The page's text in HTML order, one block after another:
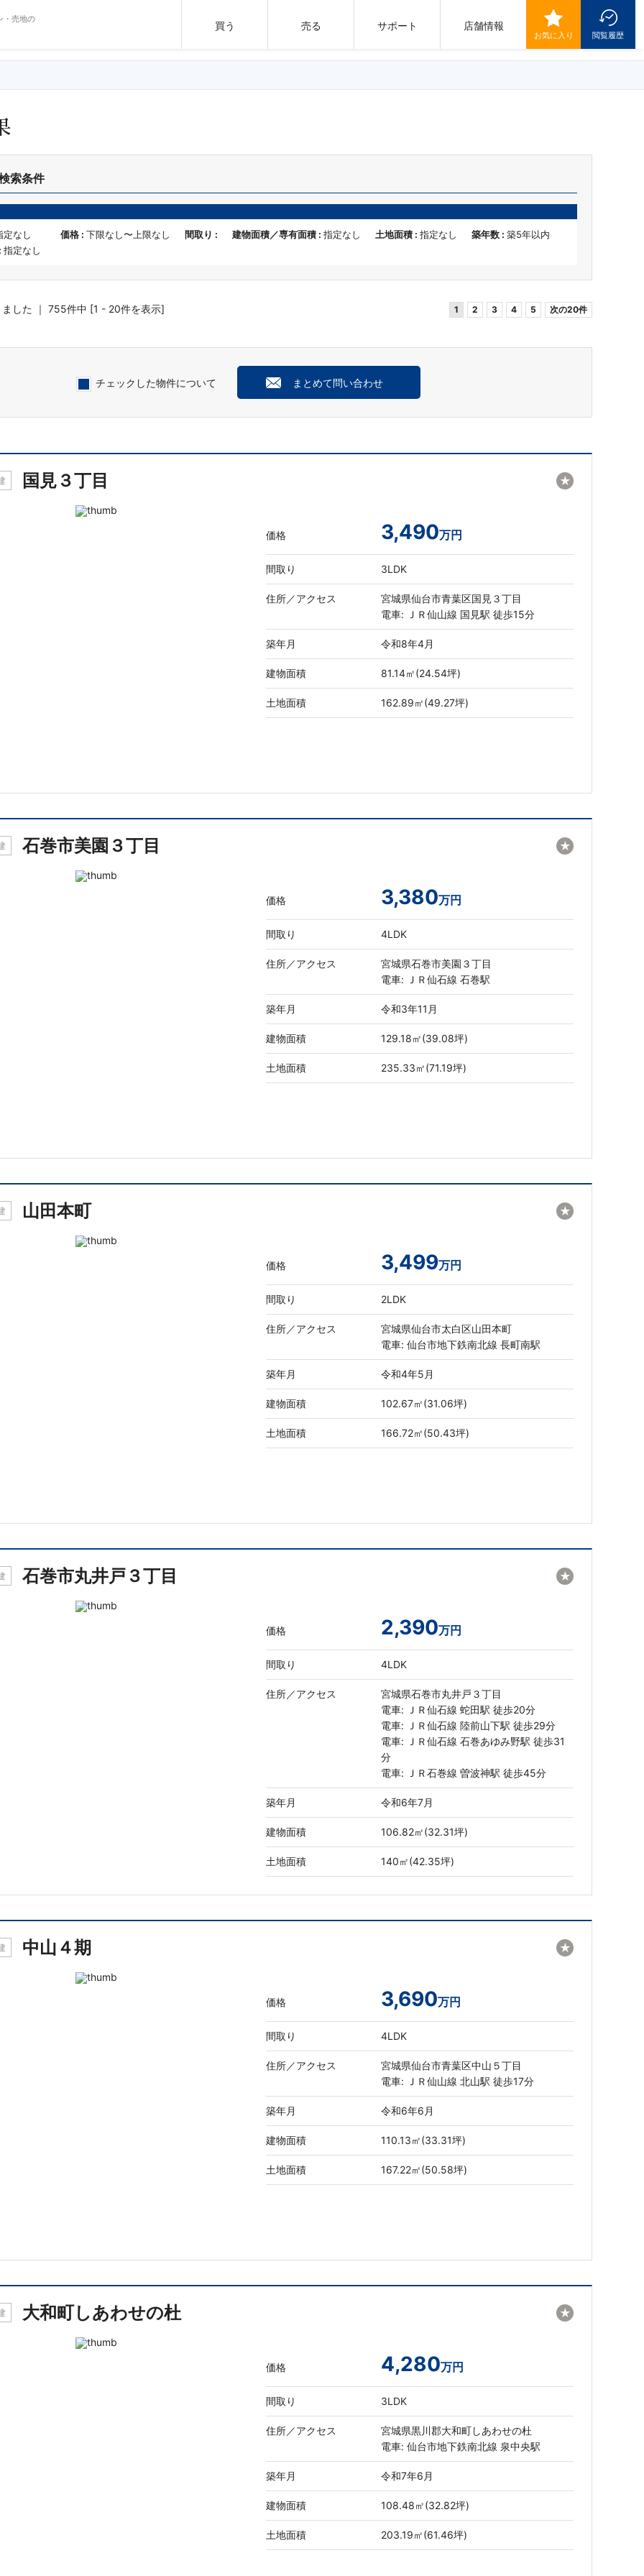
・売地の
買う 売る サポート 店舗情報
お気に入り 閲覧履歴
索条件
定なし 価格 : 下限なし〜上限なし 間取り : 建物面積／専有面積 : 指定なし 土地面積 : 指定なし 築年数 : 築5年以内
指定なし
した ｜ 755件中 [1 - 20件を表示] 1 2 3 4 5 次の20件
チェックした物件について まとめて問い合わせ
国見３丁目
価格 3,490万円
間取り 3LDK
住所／アクセス
宮城県仙台市青葉区国見３丁目
電車: ＪＲ仙山線 国見駅 徒歩15分
築年月 令和8年4月
建物面積 81.14㎡(24.54坪)
土地面積 162.89㎡(49.27坪)
★
石巻市美園３丁目
価格 3,380万円
間取り 4LDK
住所／アクセス
宮城県石巻市美園３丁目
電車: ＪＲ仙石線 石巻駅
築年月 令和3年11月
建物面積 129.18㎡(39.08坪)
土地面積 235.33㎡(71.19坪)
★
山田本町
価格 3,499万円
間取り 2LDK
住所／アクセス
宮城県仙台市太白区山田本町
電車: 仙台市地下鉄南北線 長町南駅
築年月 令和4年5月
建物面積 102.67㎡(31.06坪)
土地面積 166.72㎡(50.43坪)
★
石巻市丸井戸３丁目
価格 2,390万円
間取り 4LDK
住所／アクセス
宮城県石巻市丸井戸３丁目
電車: ＪＲ仙石線 蛇田駅 徒歩20分
電車: ＪＲ仙石線 陸前山下駅 徒歩29分
電車: ＪＲ仙石線 石巻あゆみ野駅 徒歩31
分
電車: ＪＲ石巻線 曽波神駅 徒歩45分
築年月 令和6年7月
建物面積 106.82㎡(32.31坪)
土地面積 140㎡(42.35坪)
★
中山４期
価格 3,690万円
間取り 4LDK
住所／アクセス
宮城県仙台市青葉区中山５丁目
電車: ＪＲ仙山線 北山駅 徒歩17分
築年月 令和6年6月
建物面積 110.13㎡(33.31坪)
土地面積 167.22㎡(50.58坪)
★
大和町しあわせの杜
価格 4,280万円
間取り 3LDK
住所／アクセス
宮城県黒川郡大和町しあわせの杜
電車: 仙台市地下鉄南北線 泉中央駅
築年月 令和7年6月
建物面積 108.48㎡(32.82坪)
土地面積 203.19㎡(61.46坪)
★